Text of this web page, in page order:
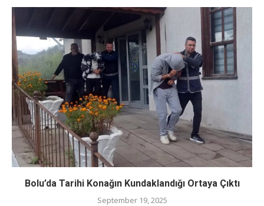
Bolu’da Tarihi Konağın Kundaklandığı Ortaya Çıktı
September 19, 2025